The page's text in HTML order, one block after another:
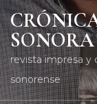
SONORA
revista impresa y
sonorense